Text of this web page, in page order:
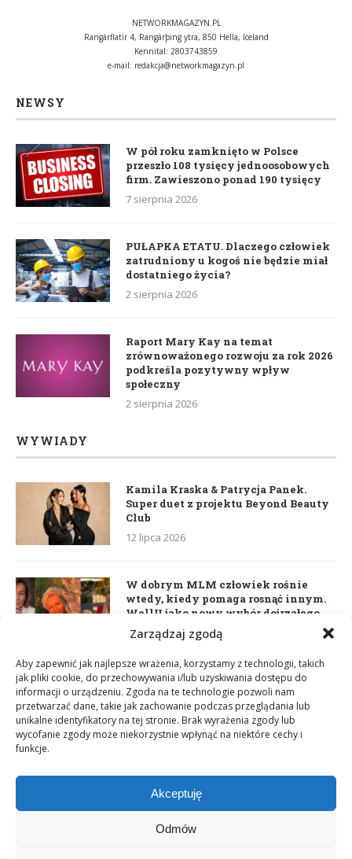
Zarządzaj zgodą
Aby zapewnić jak najlepsze wrażenia, korzystamy z technologii, takich
jak pliki cookie, do przechowywania i/lub uzyskiwania dostępu do
informacji o urządzeniu. Zgoda na te technologie pozwoli nam
przetwarzać dane, takie jak zachowanie podczas przeglądania lub
unikalne identyfikatory na tej stronie. Brak wyrażenia zgody lub
wycofanie zgody może niekorzystnie wpłynąć na niektóre cechy i
funkcje.
Akceptuję
Odmów
NETWORKMAGAZYN.PL
Rangárflatir 4, Rangárþing ytra, 850 Hella, Iceland
Kennital: 2803743859
e-mail: redakcja@networkmagazyn.pl
NEWSY
W pół roku zamknięto w Polsce
przeszło 108 tysięcy jednoosobowych
firm. Zawieszono ponad 190 tysięcy
7 sierpnia 2026
PUŁAPKA ETATU. Dlaczego człowiek
zatrudniony u kogoś nie będzie miał
dostatniego życia?
2 sierpnia 2026
Raport Mary Kay na temat
zrównoważonego rozwoju za rok 2026
podkreśla pozytywny wpływ
społeczny
2 sierpnia 2026
WYWIADY
Kamila Kraska & Patrycja Panek.
Super duet z projektu Beyond Beauty
Club
12 lipca 2026
W dobrym MLM człowiek rośnie
wtedy, kiedy pomaga rosnąć innym.
WellU jako nowy wybór dojrzałego
lidera
Daria Dudzik. Kocham Cię
17 kwietnia 2026